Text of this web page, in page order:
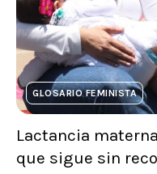
GLOSARIO FEMINISTA
Lactancia
que sigue sin